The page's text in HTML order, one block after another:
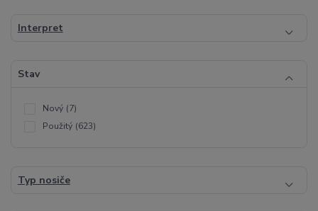
Interpret
Stav
Nový (7)
Použitý (623)
Typ nosiče